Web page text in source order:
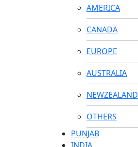
AMERICA
CANADA
EUROPE
AUSTRALIA
NEWZEALAND
OTHERS
PUNJAB